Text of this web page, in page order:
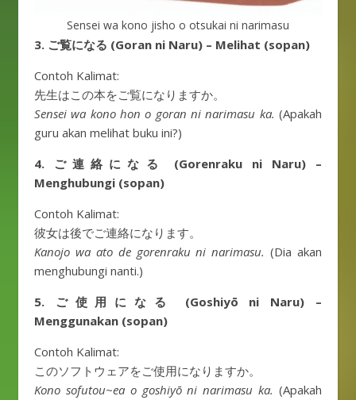
Sensei wa kono jisho o otsukai ni narimasu
3. ご覧になる (Goran ni Naru) – Melihat (sopan)
Contoh Kalimat:
先生はこの本をご覧になりますか。
Sensei wa kono hon o goran ni narimasu ka. (Apakah
guru akan melihat buku ini?)
4. ご連絡になる (Gorenraku ni Naru) –
Menghubungi (sopan)
Contoh Kalimat:
彼女は後でご連絡になります。
Kanojo wa ato de gorenraku ni narimasu. (Dia akan
menghubungi nanti.)
5. ご使用になる (Goshiyō ni Naru) –
Menggunakan (sopan)
Contoh Kalimat:
このソフトウェアをご使用になりますか。
Kono sofutou~ea o goshiyō ni narimasu ka. (Apakah